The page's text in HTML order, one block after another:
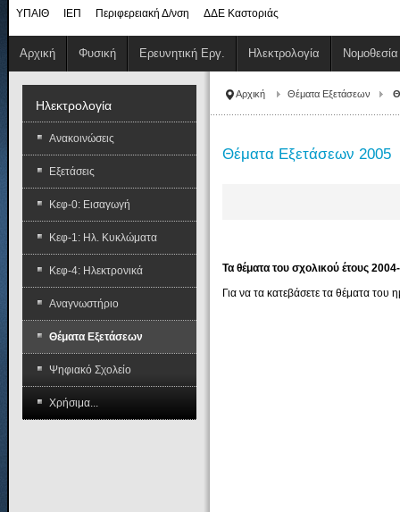
ΥΠΑΙΘ ΙΕΠ Περιφερειακή Δ/νση ΔΔΕ Καστοριάς
Αρχική Φυσική Ερευνητική Εργ. Ηλεκτρολογία Νομοθεσία
Αρχική Θέματα Εξετάσεων
Θέματα Εξετάσεων 2005
Τα θέματα του σχολικού έτους
Για να τα κατεβάσετε τα θέματα του
Ηλεκτρολογία
Ανακοινώσεις
Εξετάσεις
Κεφ-0: Εισαγωγή
Κεφ-1: Ηλ. Κυκλώματα
Κεφ-4: Ηλεκτρονικά
Αναγνωστήριο
Θέματα Εξετάσεων
Ψηφιακό Σχολείο
Χρήσιμα...